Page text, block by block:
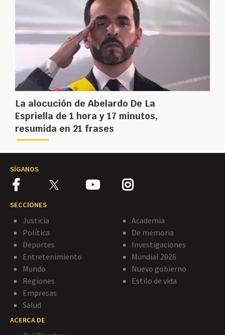
La alocución de Abelardo De La
Espriella de 1 hora y 17 minutos,
resumida en 21 frases
SÍGANOS
SECCIONES
Justicia
Política
Deportes
Entretenimiento
Mundo
Regiones
Empresas
Salud
Academia
De memoria
Investigaciones
Mundial 2026
Nuevo gobierno
Estilo de vida
ACERCA DE